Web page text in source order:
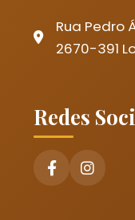
Rua Pedro
2670-391
Redes